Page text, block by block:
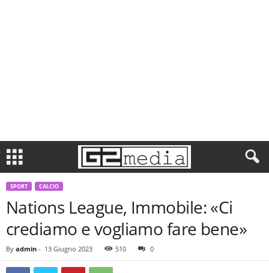
SPORT CALCIO
Nations League, Immobile: «Ci
crediamo e vogliamo fare bene»
By admin - 13 Giugno 2023 510 0